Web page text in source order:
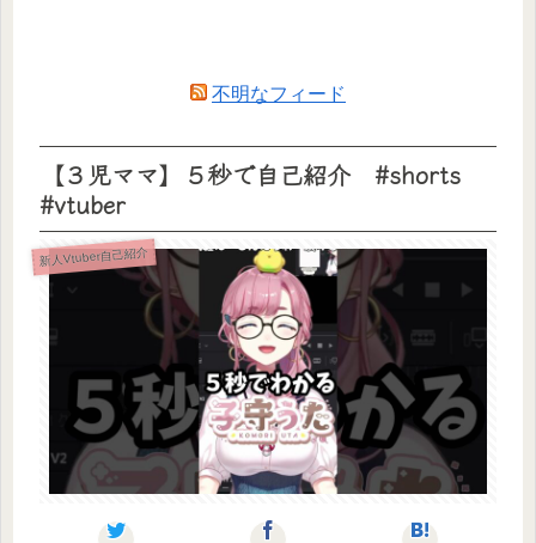
不明なフィード
【３児ママ】５秒で自己紹介 #shorts
#vtuber
新人Vtuber自己紹介